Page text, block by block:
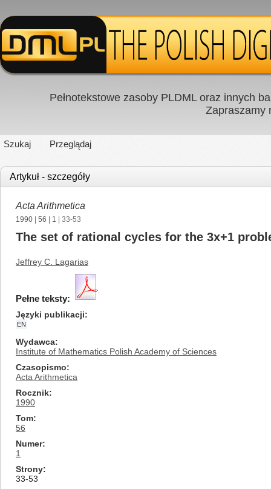
Pełnotekstowe zasoby PLDML oraz innych
Zapraszamy
Szukaj Przeglądaj
Artykuł - szczegóły
Acta Arithmetica
1990 56 1 | 33-53
The set of rational cycles for the 3x+1
Jeffrey C. Lagarias
Pełne teksty:
Języki publikacji
EN
Wydawca
Institute of Mathematics Polish Academy of Sciences
Czasopismo
Acta Arithmetica
Rocznik
1990
Tom
56
Numer
1
Strony
33-53